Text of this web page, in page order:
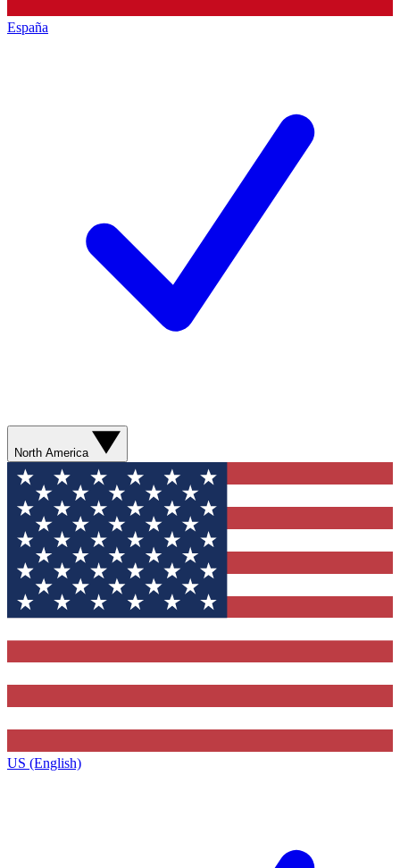
España
North America
US (English)